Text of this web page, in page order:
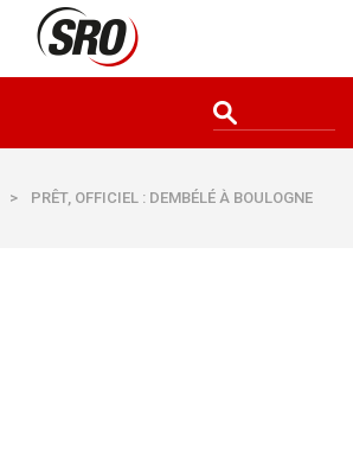
> PRÊT, OFFICIEL : DEMBÉLÉ À BOULOGNE